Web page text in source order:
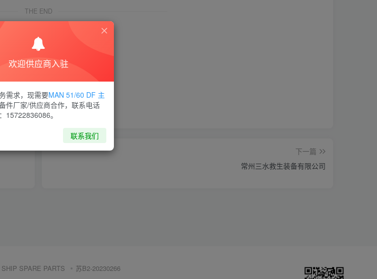
THE END
喜欢就支持一下吧
6 分享 收藏
下一篇
常州三水救生装备有限公司
SHIP SPARE PARTS 苏B2-20230266
欢迎供应商入驻
需求，现需要MAN 51/60 DF 主
件厂家/供应商合作，联系电话
15722836086。
联系我们